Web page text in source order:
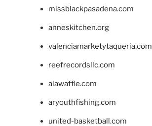
missblackpasadena.com
anneskitchen.org
valenciamarketytaqueria.com
reefrecordsllc.com
alawaffle.com
aryouthfishing.com
united-basketball.com